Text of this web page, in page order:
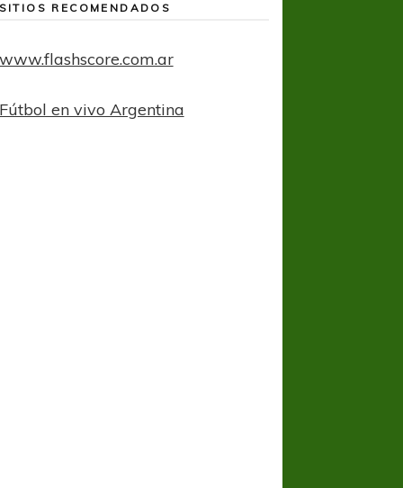
SITIOS RECOMENDADOS
www.flashscore.com.ar
Fútbol en vivo Argentina